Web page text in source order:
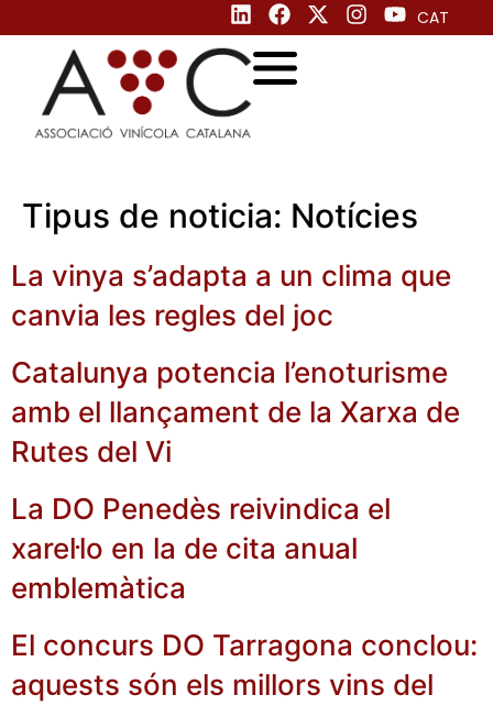
CAT
Tipus de noticia: Notícies
La vinya s’adapta a un clima que
canvia les regles del joc
Catalunya potencia l’enoturisme
amb el llançament de la Xarxa de
Rutes del Vi
La DO Penedès reivindica el
xarel·lo en la de cita anual
emblemàtica
El concurs DO Tarragona conclou:
aquests són els millors vins del